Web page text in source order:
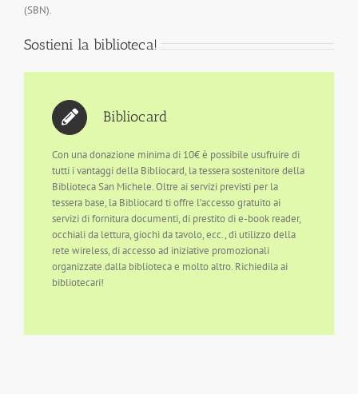
(SBN).
Sostieni la biblioteca!
Bibliocard
Con una donazione minima di 10€ è possibile usufruire di
tutti i vantaggi della Bibliocard, la tessera sostenitore della
Biblioteca San Michele. Oltre ai servizi previsti per la
tessera base, la Bibliocard ti offre l’accesso gratuito ai
servizi di fornitura documenti, di prestito di e-book reader,
occhiali da lettura, giochi da tavolo, ecc., di utilizzo della
rete wireless, di accesso ad iniziative promozionali
organizzate dalla biblioteca e molto altro. Richiedila ai
bibliotecari!